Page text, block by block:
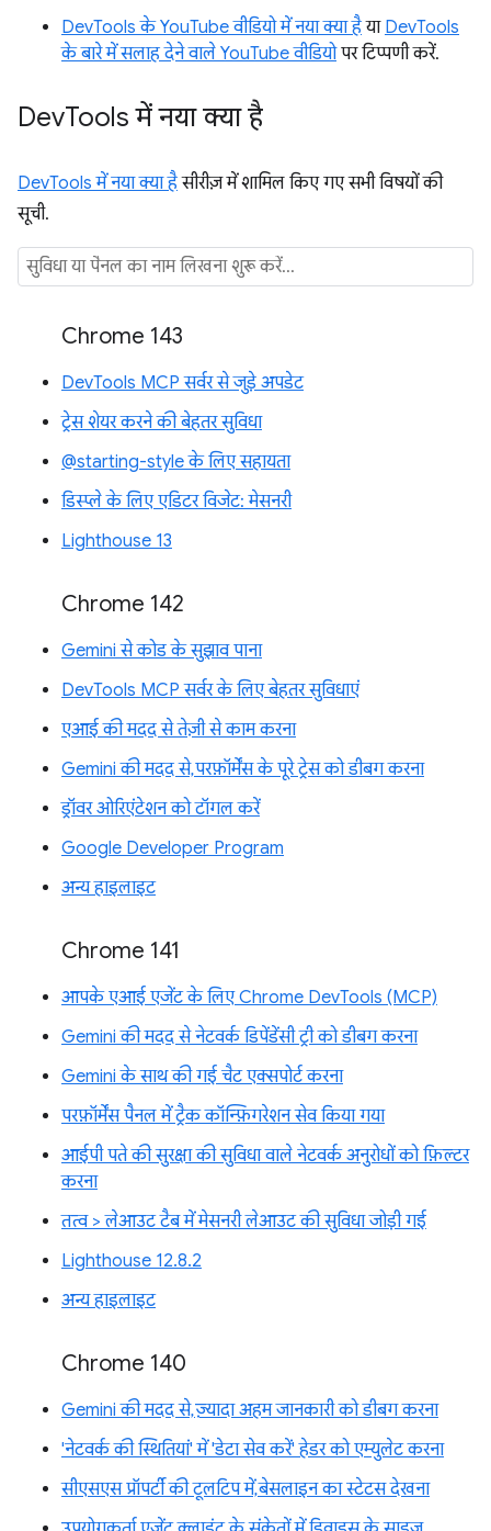
DevTools के YouTube वीडियो में नया क्या हैया DevTools
के बारे में सलाह देने वाले YouTube वीडियोपर टिप्पणी करें.
DevTools में नया क्या है
DevTools में नया क्या हैसीरीज़ में शामिल किए गए सभी विषयों की
सूची.
Chrome 143
DevTools MCP सर्वर से जुड़े अपडेट
ट्रेस शेयर करने की बेहतर सुविधा
@starting-style के लिए सहायता
डिस्प्ले के लिए एडिटर विजेट: मेसनरी
Lighthouse 13
Chrome 142
Gemini से कोड के सुझाव पाना
DevTools MCP सर्वर के लिए बेहतर सुविधाएं
एआई की मदद से तेज़ी से काम करना
Gemini की मदद से, परफ़ॉर्मेंस के पूरे ट्रेस को डीबग करना
ड्रॉवर ओरिएंटेशन को टॉगल करें
Google Developer Program
अन्य हाइलाइट
Chrome 141
आपके एआई एजेंट के लिए Chrome DevTools (MCP)
Gemini की मदद से नेटवर्क डिपेंडेंसी ट्री को डीबग करना
Gemini के साथ की गई चैट एक्सपोर्ट करना
परफ़ॉर्मेंस पैनल में ट्रैक कॉन्फ़िगरेशन सेव किया गया
आईपी पते की सुरक्षा की सुविधा वाले नेटवर्क अनुरोधों को फ़िल्टर
करना
तत्व > लेआउट टैब में मेसनरी लेआउट की सुविधा जोड़ी गई
Lighthouse 12.8.2
अन्य हाइलाइट
Chrome 140
Gemini की मदद से, ज़्यादा अहम जानकारी को डीबग करना
'नेटवर्क की स्थितियां' में 'डेटा सेव करें' हेडर को एम्युलेट करना
सीएसएस प्रॉपर्टी की टूलटिप में, बेसलाइन का स्टेटस देखना